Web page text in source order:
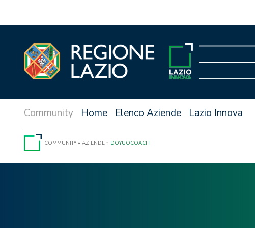
Home Elenco Aziende Lazio Innova
COMMUNITY» AZIENDE » DOYUOCOACH